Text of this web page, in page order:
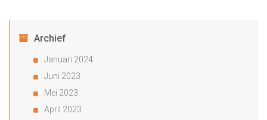
Archief
Januari 2024
Juni 2023
Mei 2023
April 2023